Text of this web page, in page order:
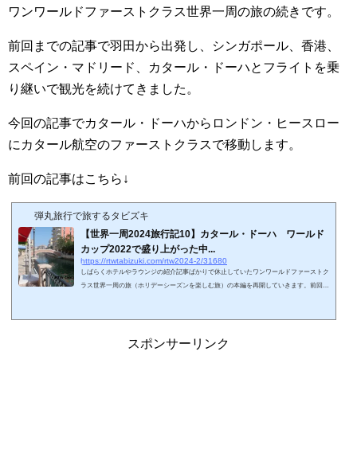
ワンワールドファーストクラス世界一周の旅の続きです。
前回までの記事で羽田から出発し、シンガポール、香港、
スペイン・マドリード、カタール・ドーハとフライトを乗
り継いで観光を続けてきました。
今回の記事でカタール・ドーハからロンドン・ヒースロー
にカタール航空のファーストクラスで移動します。
前回の記事はこちら↓
弾丸旅行で旅するタビズキ
【世界一周2024旅行記10】カタール・ドーハ ワールド
カップ2022で盛り上がった中...
https://rtwtabizuki.com/rtw2024-2/31680
しばらくホテルやラウンジの紹介記事ばかりで休止していたワンワールドファーストク
ラス世界一周の旅（ホリデーシーズンを楽しむ旅）の本編を再開していきます。前回ま
ハってどんな街？カタール・ドーハは2022年のサッカー・ワールドカップ開催もあっ
スポンサーリンク